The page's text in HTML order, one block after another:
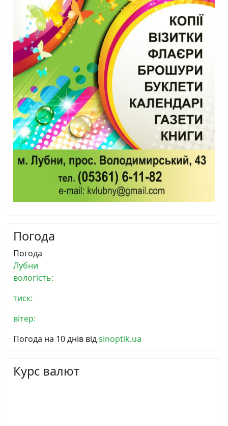
Погода
Погода
Лубни
вологість:
тиск:
вітер:
Погода на 10 днів відsinoptik.ua
Курс валют